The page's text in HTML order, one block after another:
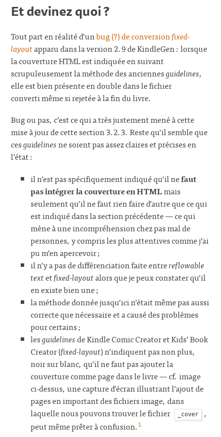
Et devinez quoi ?
Tout part en réalité d’unbug (?) de conversionfixed-
layoutapparu dans la version 2.9 de KindleGen : lorsque
la couverture HTML est indiquée en suivant
scrupuleusement la méthode des anciennesguidelines,
elle est bien présente en double dans le fichier
converti même si rejetée à la fin du livre.
Bug ou pas, c’est ce qui a très justement mené à cette
mise à jour de cette section 3.2.3. Reste qu’il semble que
cesguidelinesne soient pas assez claires et précises en
l’état :
il n’est pas spécifiquement indiqué qu’il nefaut
pas intégrer la couverture en HTMLmais
seulement qu’il ne faut rien faire d’autre que ce qui
est indiqué dans la section précédente — ce qui
mène à une incompréhension chez pas mal de
personnes, y compris les plus attentives comme j’ai
pu m’en apercevoir ;
il n’y a pas de différenciation faite entrereflowable
textetfixed-layoutalors que je peux constater qu’il
en existe bien une ;
la méthode donnée jusqu’ici n’était même pas aussi
correcte que nécessaire et a causé des problèmes
pour certains ;
lesguidelinesde Kindle Comic Creator et Kids’ Book
Creator (fixed-layout) n’indiquent pas non plus,
noir sur blanc, qu’il ne faut pas ajouter la
couverture comme page dans le livre — cf. image
ci-dessus, une capture d’écran illustrant l’ajout de
pages en important des fichiers image, dans
laquelle nous pouvons trouver le fichier
_cover
,
peut même prêter à confusion. 1